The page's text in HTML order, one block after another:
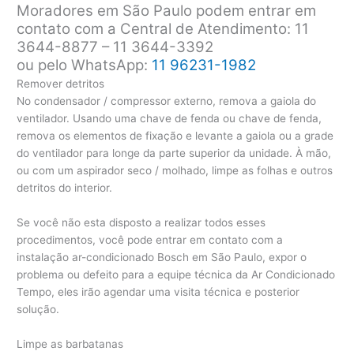
Moradores em São Paulo podem entrar em
contato com a Central de Atendimento: 11
3644-8877 – 11 3644-3392
ou pelo WhatsApp: 11 96231-1982
Remover detritos
No condensador / compressor externo, remova a gaiola do
ventilador. Usando uma chave de fenda ou chave de fenda,
remova os elementos de fixação e levante a gaiola ou a grade
do ventilador para longe da parte superior da unidade. À mão,
ou com um aspirador seco / molhado, limpe as folhas e outros
detritos do interior.
Se você não esta disposto a realizar todos esses
procedimentos, você pode entrar em contato com a
instalação ar-condicionado Bosch em São Paulo, expor o
problema ou defeito para a equipe técnica da Ar Condicionado
Tempo, eles irão agendar uma visita técnica e posterior
solução.
Limpe as barbatanas